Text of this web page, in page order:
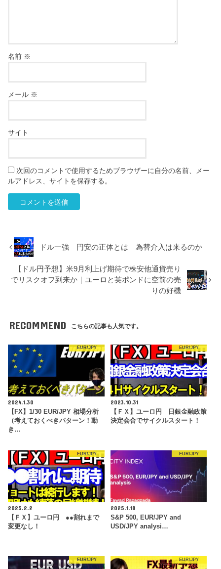
名前 ※
メール ※
サイト
次回のコメントで使用するためブラウザーに自分の名前、メー
ルアドレス、サイトを保存する。
ドル一強 円安の正体とは 為替介入は来るのか
【ドル円予想】米9月利上げ期待で株安他通貨売り
でリスクオフ到来か｜ユーロと英ポンドに空前の売
りの好機
RECOMMEND こちらの記事も人気です。
EUR/JPY
2024.1.30
【FX】1/30 EUR/JPY 相場分析
（考えておくべきパターン！動
き…
EUR/JPY
2023.10.31
【ＦＸ】ユーロ円 日銀金融政策
決定会合でサイクルスタート！
EUR/JPY
2025.2.2
【ＦＸ】ユーロ円 ●●割れまで
変更なし！
EUR/JPY
2025.1.18
S&P 500, EUR/JPY and
USD/JPY analysi…
EUR/JPY EUR/JPY